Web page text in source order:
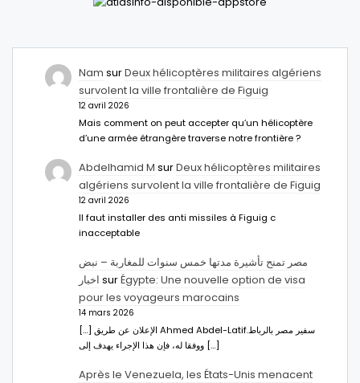
Nam surDeux hélicoptères militaires algériens
survolent la ville frontalière de Figuig
12 avril 2026
Mais comment on peut accepter qu’un hélicoptère
d’une armée étrangère traverse notre frontière ?
Abdelhamid M surDeux hélicoptères militaires
algériens survolent la ville frontalière de Figuig
12 avril 2026
Il faut installer des anti missiles à Figuig c
inacceptable
مصر تمنح تأشيرة مدتها خمس سنوات للمغاربة – نبض
اخبار surÉgypte: Une nouvelle option de visa
pour les voyageurs marocains
14 mars 2026
[…] الإعلان عن طريق Ahmed Abdel-Latifسفير مصر بالرباط.
ووفقا له، فإن هذا الإجراء يهدف إلى […]
Après le Venezuela, les États-Unis menacent